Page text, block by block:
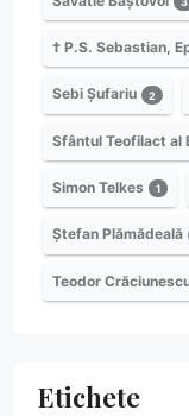
† P.S. Sebastian,
Sebi Șufariu 2
Sfântul Teofilact al
Simon Telkes 1
Ștefan Plămădeală
Teodor
Etichete